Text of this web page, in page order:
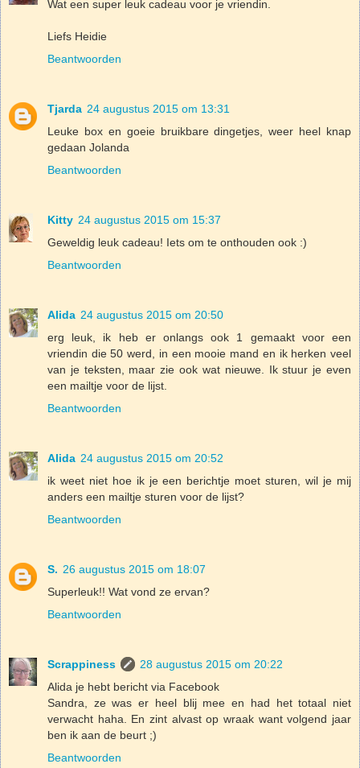
Wat een super leuk cadeau voor je vriendin.
Liefs Heidie
Beantwoorden
Tjarda 24 augustus 2015 om 13:31
Leuke box en goeie bruikbare dingetjes, weer heel knap
gedaan Jolanda
Beantwoorden
Kitty 24 augustus 2015 om 15:37
Geweldig leuk cadeau! Iets om te onthouden ook :)
Beantwoorden
Alida 24 augustus 2015 om 20:50
erg leuk, ik heb er onlangs ook 1 gemaakt voor een
vriendin die 50 werd, in een mooie mand en ik herken veel
van je teksten, maar zie ook wat nieuwe. Ik stuur je even
een mailtje voor de lijst.
Beantwoorden
Alida 24 augustus 2015 om 20:52
ik weet niet hoe ik je een berichtje moet sturen, wil je mij
anders een mailtje sturen voor de lijst?
Beantwoorden
S. 26 augustus 2015 om 18:07
Superleuk!! Wat vond ze ervan?
Beantwoorden
Scrappiness
28 augustus 2015 om 20:22
Alida je hebt bericht via Facebook
Sandra, ze was er heel blij mee en had het totaal niet
verwacht haha. En zint alvast op wraak want volgend jaar
ben ik aan de beurt ;)
Beantwoorden